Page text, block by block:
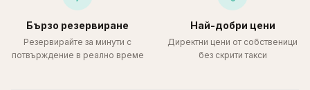
Бързо резервиране
Резервирайте за минути с
потвърждение в реално време
Най-добри цени
Директни цени от собственици
без скрити такси